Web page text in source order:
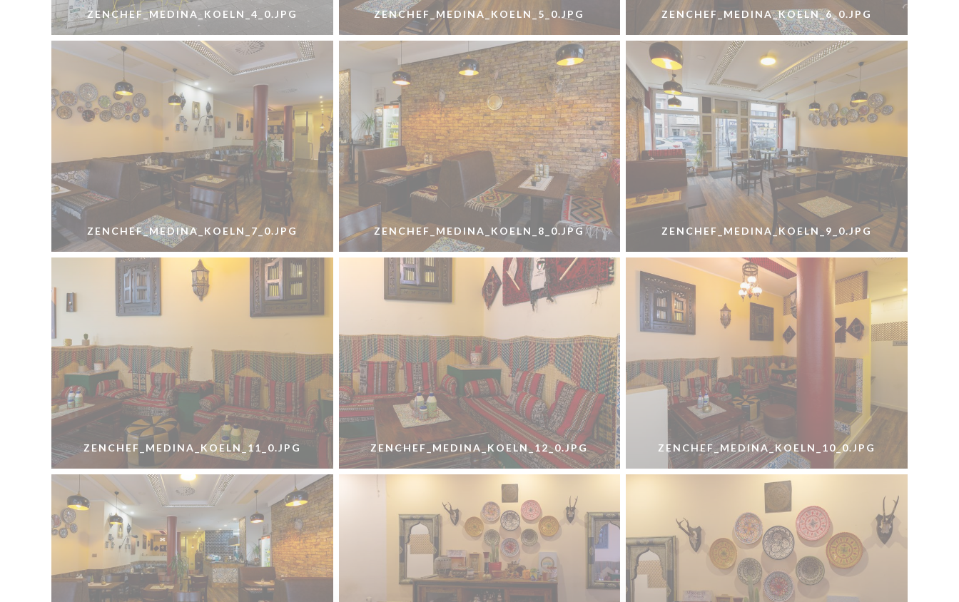
ZENCHEF_MEDINA_KOELN_4_0.JPG ZENCHEF_MEDINA_KOELN_5_0.JPG ZENCHEF_MEDINA_KOELN_6_0.JPG
ZENCHEF_MEDINA_KOELN_7_0.JPG ZENCHEF_MEDINA_KOELN_8_0.JPG ZENCHEF_MEDINA_KOELN_9_0.JPG
ZENCHEF_MEDINA_KOELN_11_0.JPG ZENCHEF_MEDINA_KOELN_12_0.JPG ZENCHEF_MEDINA_KOELN_10_0.JPG